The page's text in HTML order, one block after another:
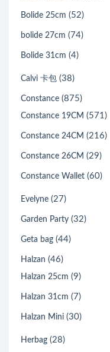
Bolide 25cm (52)
bolide 27cm (74)
Bolide 31cm (4)
Calvi 卡包 (38)
Constance (875)
Constance 19CM (571)
Constance 24CM (216)
Constance 26CM (29)
Constance Wallet (60)
Evelyne (27)
Garden Party (32)
Geta bag (44)
Halzan (46)
Halzan 25cm (9)
Halzan 31cm (7)
Halzan Mini (30)
Herbag (28)